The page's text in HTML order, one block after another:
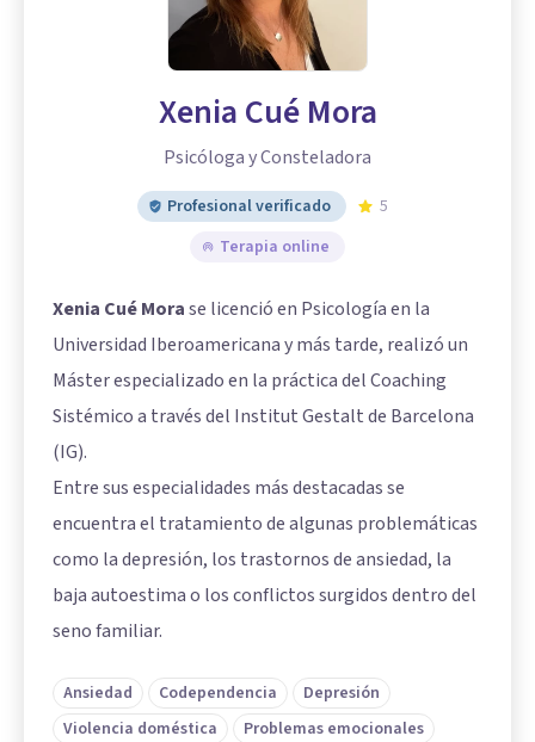
Xenia Cué Mora
Psicóloga y Consteladora
Profesional verificado
5
Terapia online
Xenia Cué Morase licenció en Psicología en la
Universidad Iberoamericana y más tarde, realizó un
Máster especializado en la práctica del Coaching
Sistémico a través del Institut Gestalt de Barcelona
(IG).
Entre sus especialidades más destacadas se
encuentra el tratamiento de algunas problemáticas
como la depresión, los trastornos de ansiedad, la
baja autoestima o los conflictos surgidos dentro del
seno familiar.
Ansiedad Codependencia
Depresión
Violencia doméstica
Problemas emocionales